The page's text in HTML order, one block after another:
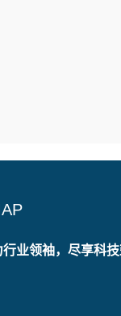
业领袖，尽享科